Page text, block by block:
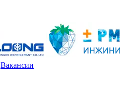
Вакансии